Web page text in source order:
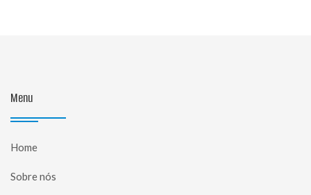
Menu
Home
Sobre nós